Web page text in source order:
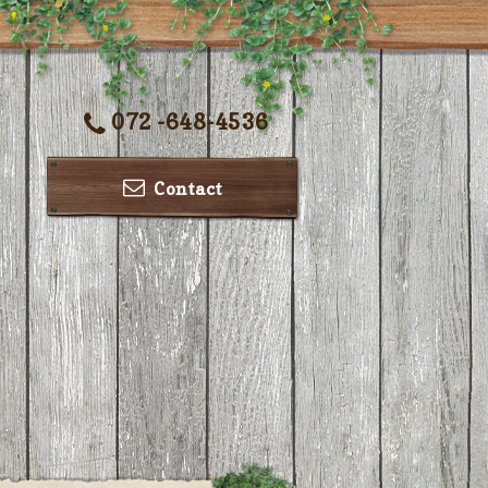
072 -648-4536
Contact